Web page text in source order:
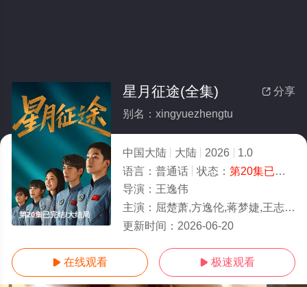
第20集已完结/大结局
 分享
星月征途(全集)
别名：xingyuezhengtu
中国大陆 大陆 2026
1.0
语言： 普通话 状态： 第20集已完结
导演： 王逸伟
主演： 屈楚萧,方逸伦,蒋梦婕,王志飞,许亚军,凌美仕
更新时间： 2026-06-20
 在线观看  极速观看